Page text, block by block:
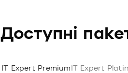
Доступні
IT Expert PremiumIT Expert